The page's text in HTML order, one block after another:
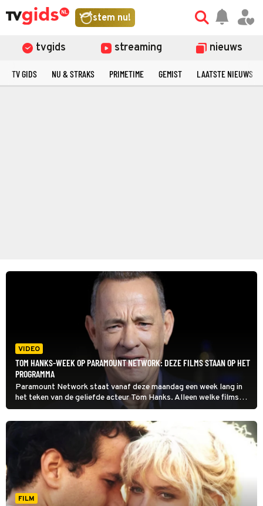
stem nu!
tvgids streaming nieuws
TV GIDS NU & STRAKS PRIMETIME GEMIST LAATSTE NIEUWS
VIDEO
TOM HANKS-WEEK OP PARAMOUNT NETWORK: DEZE FILMS STAAN OP HET
PROGRAMMA
Paramount Network staat vanaf deze maandag een week lang in
het teken van de geliefde acteur Tom Hanks. Alleen welke films
mag je verwachten?
FILM